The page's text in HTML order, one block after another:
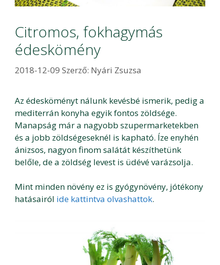
Citromos, fokhagymás
édeskömény
2018-12-09 Szerző: Nyári Zsuzsa
Az édesköményt nálunk kevésbé ismerik, pedig a
mediterrán konyha egyik fontos zöldsége.
Manapság már a nagyobb szupermarketekben
és a jobb zöldségeseknél is kapható. Íze enyhén
ánizsos, nagyon finom salátát készíthetünk
belőle, de a zöldség levest is üdévé varázsolja.
Mint minden növény ez is gyógynövény, jótékony
hatásairól ide kattintva olvashattok.